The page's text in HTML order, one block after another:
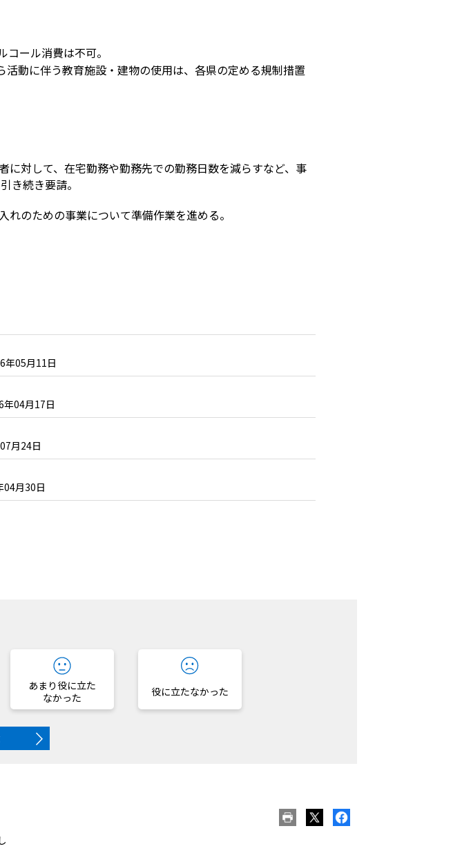
ール消費は不可。
動に伴う教育施設・建物の使用は、各県の定める規制措置
対して、在宅勤務や勤務先での勤務日数を減らすなど、事
き続き要請。
のための事業について準備作業を進める。
年05月11日
年04月17日
月24日
04月30日
あまり役に立た
なかった
役に立たなかった